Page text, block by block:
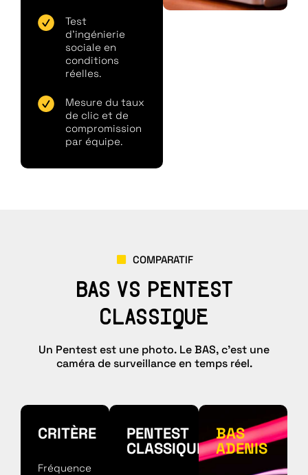
Test
d'ingénierie
sociale en
conditions
réelles.
Mesure du taux
de clic et de
compromission
par équipe.
COMPARATIF
BAS VS PENTEST
CLASSIQUE
Un Pentest est une photo. Le BAS, c’est une
caméra de surveillance en temps réel.
CRITÈRE
Fréquence
PENTEST
CLASSIQUE
BAS
ADENIS